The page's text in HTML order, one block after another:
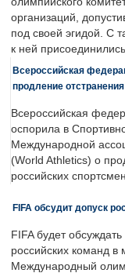
организаций,
под своей эгидой. С
к ней
Всероссийская
продление отстранения
Всероссийская
оспорила в
Международной
(World Athletics) о
российских
FIFA обсудит допуск
FIFA будет
российских команд
Международный